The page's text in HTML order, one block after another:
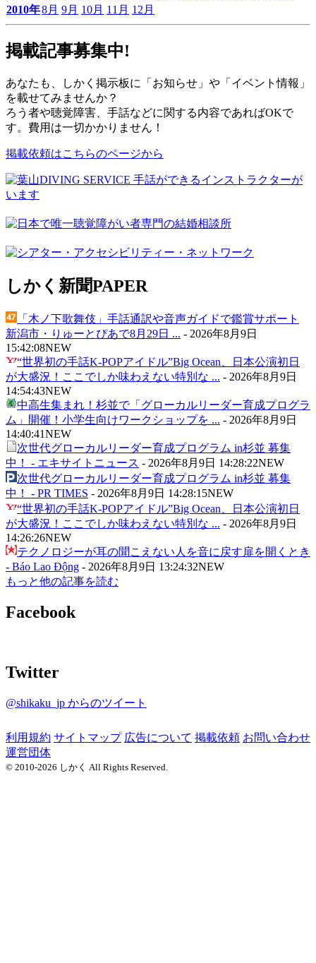
2010年8月 9月 10月 11月 12月
掲載記事募集中!
あなたも、しかく掲示板に「お知らせ」や「イベント情報」
を載せてみませんか？
ろう者や聴覚障害、手話などに関する内容であればOKで
す。費用は一切かかりません！
掲載依頼はこちらのページから
しかく新聞PAPER
「木ノ下歌舞伎」手話通訳や音声ガイドで鑑賞サポート
新潟市・りゅーとぴあで8月29日 ... - 2026年8月9日
15:42:08NEW
“世界初の手話K-POPアイドル”Big Ocean、日本公演初日
が大盛況！ここでしか味わえない特別な ... - 2026年8月9日
14:54:43NEW
中高生集まれ！杉並で「グローカルリーダー育成プログラ
ム」開催！小学生向けワークショップを ... - 2026年8月9日
14:40:41NEW
次世代グローカルリーダー育成プログラム in杉並 募集
中！ - エキサイトニュース - 2026年8月9日 14:28:22NEW
次世代グローカルリーダー育成プログラム in杉並 募集
中！ - PR TIMES - 2026年8月9日 14:28:15NEW
“世界初の手話K-POPアイドル”Big Ocean、日本公演初日
が大盛況！ここでしか味わえない特別な ... - 2026年8月9日
14:26:26NEW
テクノロジーが耳の聞こえない人を音に戻す扉を開くとき
- Báo Lao Động - 2026年8月9日 13:24:32NEW
もっと他の記事を読む
Facebook
Twitter
@shikaku_jp からのツイート
利用規約 サイトマップ 広告について 掲載依頼 お問い合わせ
運営団体
© 2010-2026 しかく All Rights Reserved.